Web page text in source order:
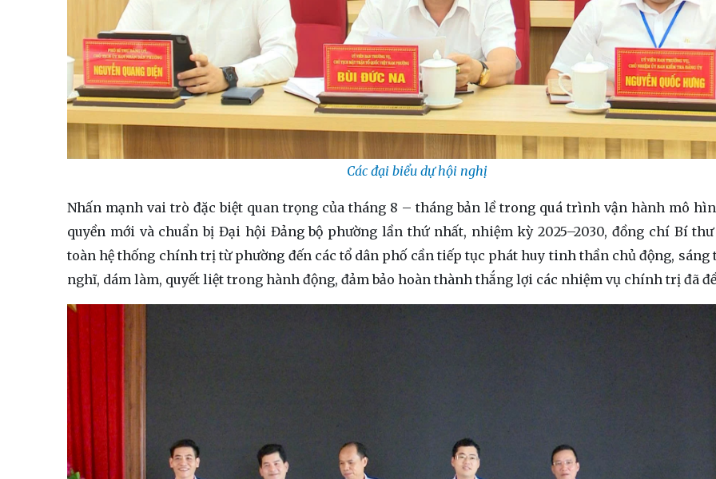
Các đại biểu dự hội nghị
Nhấn mạnh vai trò đặc biệt quan trọng của tháng 8 – tháng bản lề trong quá trình vận hành mô
quyền mới và chuẩn bị Đại hội Đảng bộ phường lần thứ nhất, nhiệm kỳ 2025–2030, đồng chí Bí
toàn hệ thống chính trị từ phường đến các tổ dân phố cần tiếp tục phát huy tinh thần chủ động, sáng
nghĩ, dám làm, quyết liệt trong hành động, đảm bảo hoàn thành thắng lợi các nhiệm vụ chính trị đã